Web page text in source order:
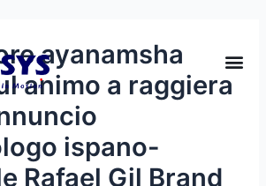
ayanamsha
animo a raggiera
ispano-
Rafael Gil Brand